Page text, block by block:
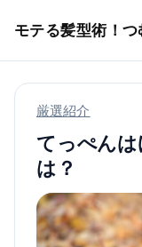
厳選紹介
てっぺんは
は？